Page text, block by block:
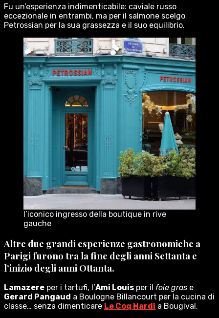
Fu un’esperienza indimenticabile: caviale russo
eccezionale in entrambi, ma per il salmone scelgo
Petrossian per la sua grassezza e il suo equilibrio.
l’iconico ingresso della boutique in rive
gauche
Altre due grandi esperienze gastronomiche a
Parigi furono tra la fine degli anni Settanta e
l’inizio degli anni Ottanta.
Lamazere per i tartufi, l’Ami Louis per il foie gras e
Gerard Pangaud a Boulogne Billancourt per la cucina di
classe… senza dimenticare Le Coq Hardi a Bougival.